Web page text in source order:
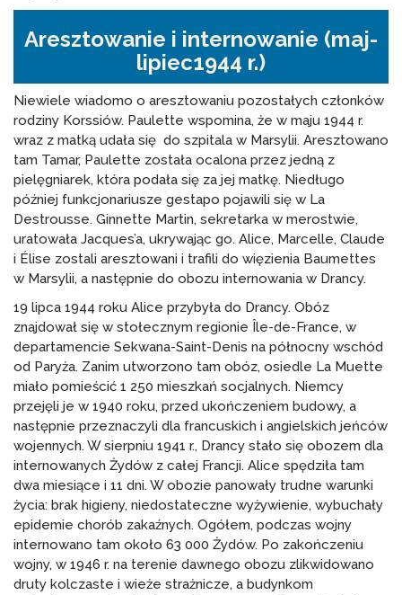
Aresztowanie i internowanie (maj-
lipiec1944 r.)
Niewiele wiadomo o aresztowaniu pozostałych członków
rodziny Korssiów. Paulette wspomina, że w maju 1944 r.
wraz z matką udała się do szpitala w Marsylii. Aresztowano
tam Tamar, Paulette została ocalona przez jedną z
pielęgniarek, która podała się za jej matkę. Niedługo
później funkcjonariusze gestapo pojawili się w La
Destrousse. Ginnette Martin, sekretarka w merostwie,
uratowała Jacques’a, ukrywając go. Alice, Marcelle, Claude
i Élise zostali aresztowani i trafili do więzienia Baumettes
w Marsylii, a następnie do obozu internowania w Drancy.
19 lipca 1944 roku Alice przybyła do Drancy. Obóz
znajdował się w stołecznym regionie Île-de-France, w
departamencie Sekwana-Saint-Denis na północny wschód
od Paryża. Zanim utworzono tam obóz, osiedle La Muette
miało pomieścić 1 250 mieszkań socjalnych. Niemcy
przejęli je w 1940 roku, przed ukończeniem budowy, a
następnie przeznaczyli dla francuskich i angielskich jeńców
wojennych. W sierpniu 1941 r., Drancy stało się obozem dla
internowanych Żydów z całej Francji. Alice spędziła tam
dwa miesiące i 11 dni. W obozie panowały trudne warunki
życia: brak higieny, niedostateczne wyżywienie, wybuchały
epidemie chorób zakaźnych. Ogółem, podczas wojny
internowano tam około 63 000 Żydów. Po zakończeniu
wojny, w 1946 r. na terenie dawnego obozu zlikwidowano
druty kolczaste i wieże strażnicze, a budynkom